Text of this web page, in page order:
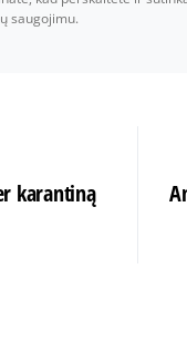
saugojimu.
karantiną